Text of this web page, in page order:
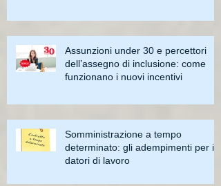
Assunzioni under 30 e percettori
dell’assegno di inclusione: come
funzionano i nuovi incentivi
Somministrazione a tempo
determinato: gli adempimenti per i
datori di lavoro